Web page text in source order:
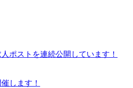
ポストを連続公開しています！
します！